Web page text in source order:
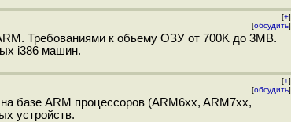
[+]
[обсудить]
Требованиями к обьему ОЗУ от 700K до 3MB.
i386 машин.
[+]
[обсудить]
базе ARM процессоров (ARM6xx, ARM7xx,
устройств.